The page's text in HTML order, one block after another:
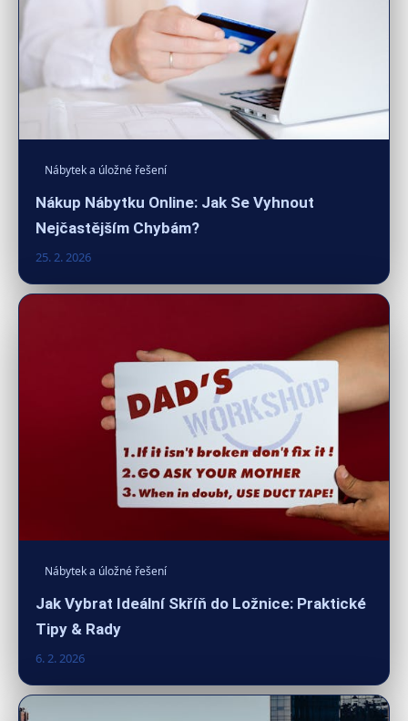
Nábytek a úložné řešení
Nákup Nábytku Online: Jak Se Vyhnout
Nejčastějším Chybám?
25. 2. 2026
Nábytek a úložné řešení
Jak Vybrat Ideální Skříň do Ložnice: Praktické
Tipy & Rady
6. 2. 2026